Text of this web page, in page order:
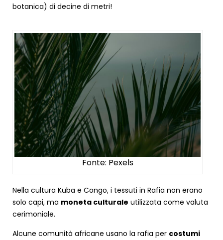
botanica) di decine di metri!
Fonte: Pexels
Nella cultura Kuba e Congo, i tessuti in Rafia non erano
solo capi, ma moneta culturale utilizzata come valuta
cerimoniale.
Alcune comunità africane usano la rafia per costumi